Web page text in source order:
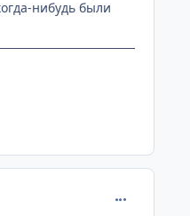
нибудь были